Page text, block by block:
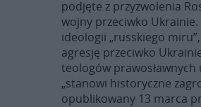
podjęte z przyzwolenia
wojny przeciwko
ideologii „russkiego
agresję przeciwko
teologów prawosławnych
„stanowi historyczne
opublikowany 13 marca